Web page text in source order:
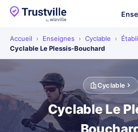
Accueil › Enseignes › Cyclable ›
Cyclable Le Plessis-Bouchard
Cyclable
Cyclable Le